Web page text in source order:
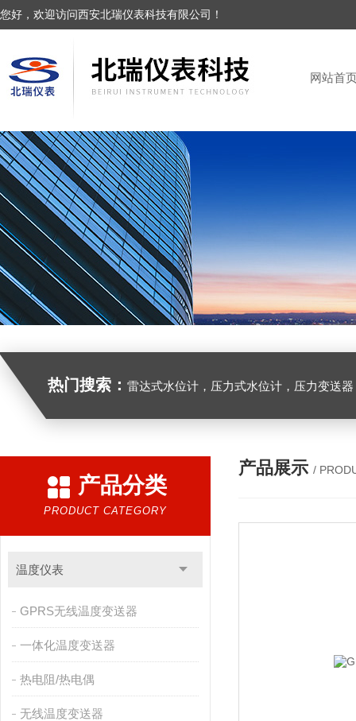
您好，欢迎访问西安北瑞仪表科技有限公司！
网站首
热门搜索： 雷达式水位计，压力式水位计，压力变送器
产品分类
PRODUCT CATEGORY
温度仪表
GPRS无线温度变送器
一体化温度变送器
热电阻/热电偶
无线温度变送器
产品展示 /